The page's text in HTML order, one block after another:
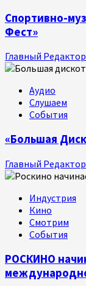
Спортивно-
Фест»
Главный Редактор
Аудио
Слушаем
События
«Большая
Главный Редактор
Индустрия
Кино
Смотрим
События
РОСКИНО